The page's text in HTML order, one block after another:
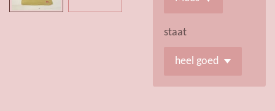
staat